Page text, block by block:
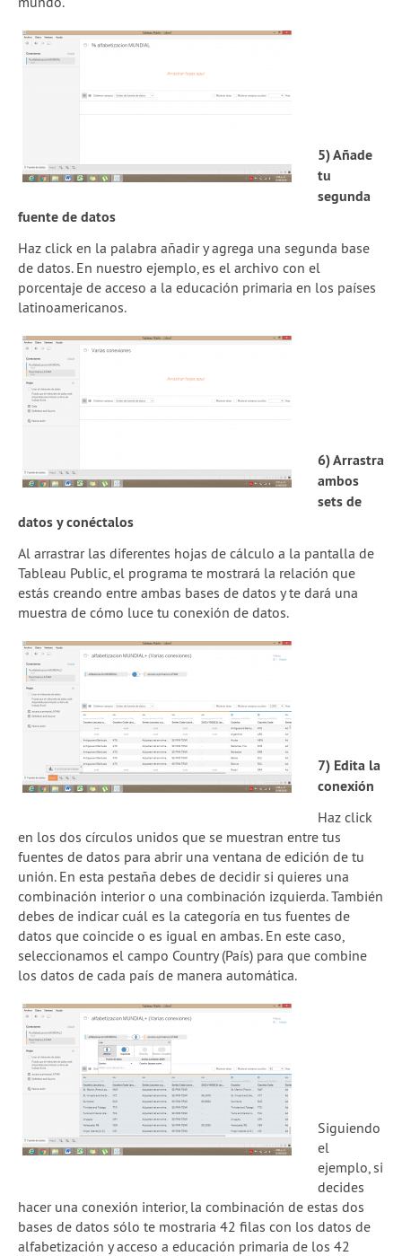
5) Añade
tu
segunda
fuente de datos
Haz click en la palabra añadir y agrega una segunda base
de datos. En nuestro ejemplo, es el archivo con el
porcentaje de acceso a la educación primaria en los países
latinoamericanos.
6) Arrastra
ambos
sets de
datos y conéctalos
Al arrastrar las diferentes hojas de cálculo a la pantalla de
Tableau Public, el programa te mostrará la relación que
estás creando entre ambas bases de datos y te dará una
muestra de cómo luce tu conexión de datos.
7) Edita la
conexión
Haz click
en los dos círculos unidos que se muestran entre tus
fuentes de datos para abrir una ventana de edición de tu
unión. En esta pestaña debes de decidir si quieres una
combinación interior o una combinación izquierda. También
debes de indicar cuál es la categoría en tus fuentes de
datos que coincide o es igual en ambas. En este caso,
seleccionamos el campo Country (País) para que combine
los datos de cada país de manera automática.
Siguiendo
el
ejemplo, si
decides
hacer una conexión interior, la combinación de estas dos
bases de datos sólo te mostraria 42 filas con los datos de
alfabetización y acceso a educación primaria de los 42